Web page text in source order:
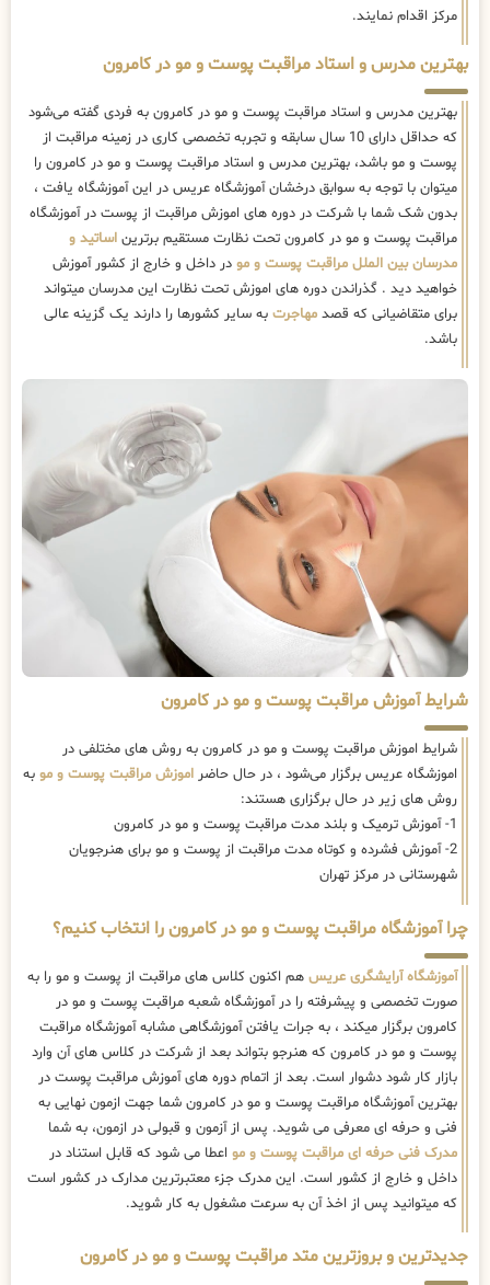
مرکز اقدام نمایند.
بهترین مدرس و استاد مراقبت پوست و مو در کامرون
بهترین مدرس و استاد مراقبت پوست و مو در کامرون به فردی گفته می‌شود
که حداقل دارای 10 سال سابقه و تجربه تخصصی کاری در زمینه مراقبت از
پوست و مو باشد، بهترین مدرس و استاد مراقبت پوست و مو در کامرون را
میتوان با توجه به سوابق درخشان آموزشگاه عریس در این آموزشگاه یافت ،
بدون شک شما با شرکت در دوره های اموزش مراقبت از پوست در آموزشگاه
مراقبت پوست و مو در کامرون تحت نظارت مستقیم برترین اساتید و
مدرسان بین الملل مراقبت پوست و مو در داخل و خارج از کشور آموزش
خواهید دید . گذراندن دوره های اموزش تحت نظارت این مدرسان میتواند
برای متقاضیانی که قصد مهاجرت به سایر کشورها را دارند یک گزینه عالی
باشد.
شرایط آموزش مراقبت پوست و مو در کامرون
شرایط اموزش مراقبت پوست و مو در کامرون به روش های مختلفی در
اموزشگاه عریس برگزار می‌شود ، در حال حاضر اموزش مراقبت پوست و مو به
روش های زیر در حال برگزاری هستند:
1- آموزش ترمیک و بلند مدت مراقبت پوست و مو در کامرون
2- آموزش فشرده و کوتاه مدت مراقبت از پوست و مو برای هنرجویان
شهرستانی در مرکز تهران
چرا آموزشگاه مراقبت پوست و مو در کامرون را انتخاب کنیم؟
آموزشگاه آرایشگری عریس هم اکنون کلاس های مراقبت از پوست و مو را به
صورت تخصصی و پیشرفته را در آموزشگاه شعبه مراقبت پوست و مو در
کامرون برگزار میکند ، به جرات یافتن آموزشگاهی مشابه آموزشگاه مراقبت
پوست و مو در کامرون که هنرجو بتواند بعد از شرکت در کلاس های آن وارد
بازار کار شود دشوار است. بعد از اتمام دوره های آموزش مراقبت پوست در
بهترین آموزشگاه مراقبت پوست و مو در کامرون شما جهت ازمون نهایی به
فنی و حرفه ای معرفی می شوید. پس از آزمون و قبولی در ازمون، به شما
مدرک فنی حرفه ای مراقبت پوست و مو اعطا می شود که قابل استناد در
داخل و خارج از کشور است. این مدرک جزء معتبرترین مدارک در کشور است
که میتوانید پس از اخذ آن به سرعت مشغول به کار شوید.
جدیدترین و بروزترین متد مراقبت پوست و مو در کامرون